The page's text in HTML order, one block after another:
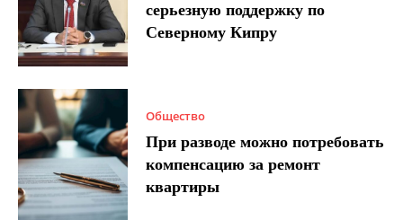
серьезную поддержку по
Северному Кипру
Общество
При разводе можно потребовать
компенсацию за ремонт
квартиры